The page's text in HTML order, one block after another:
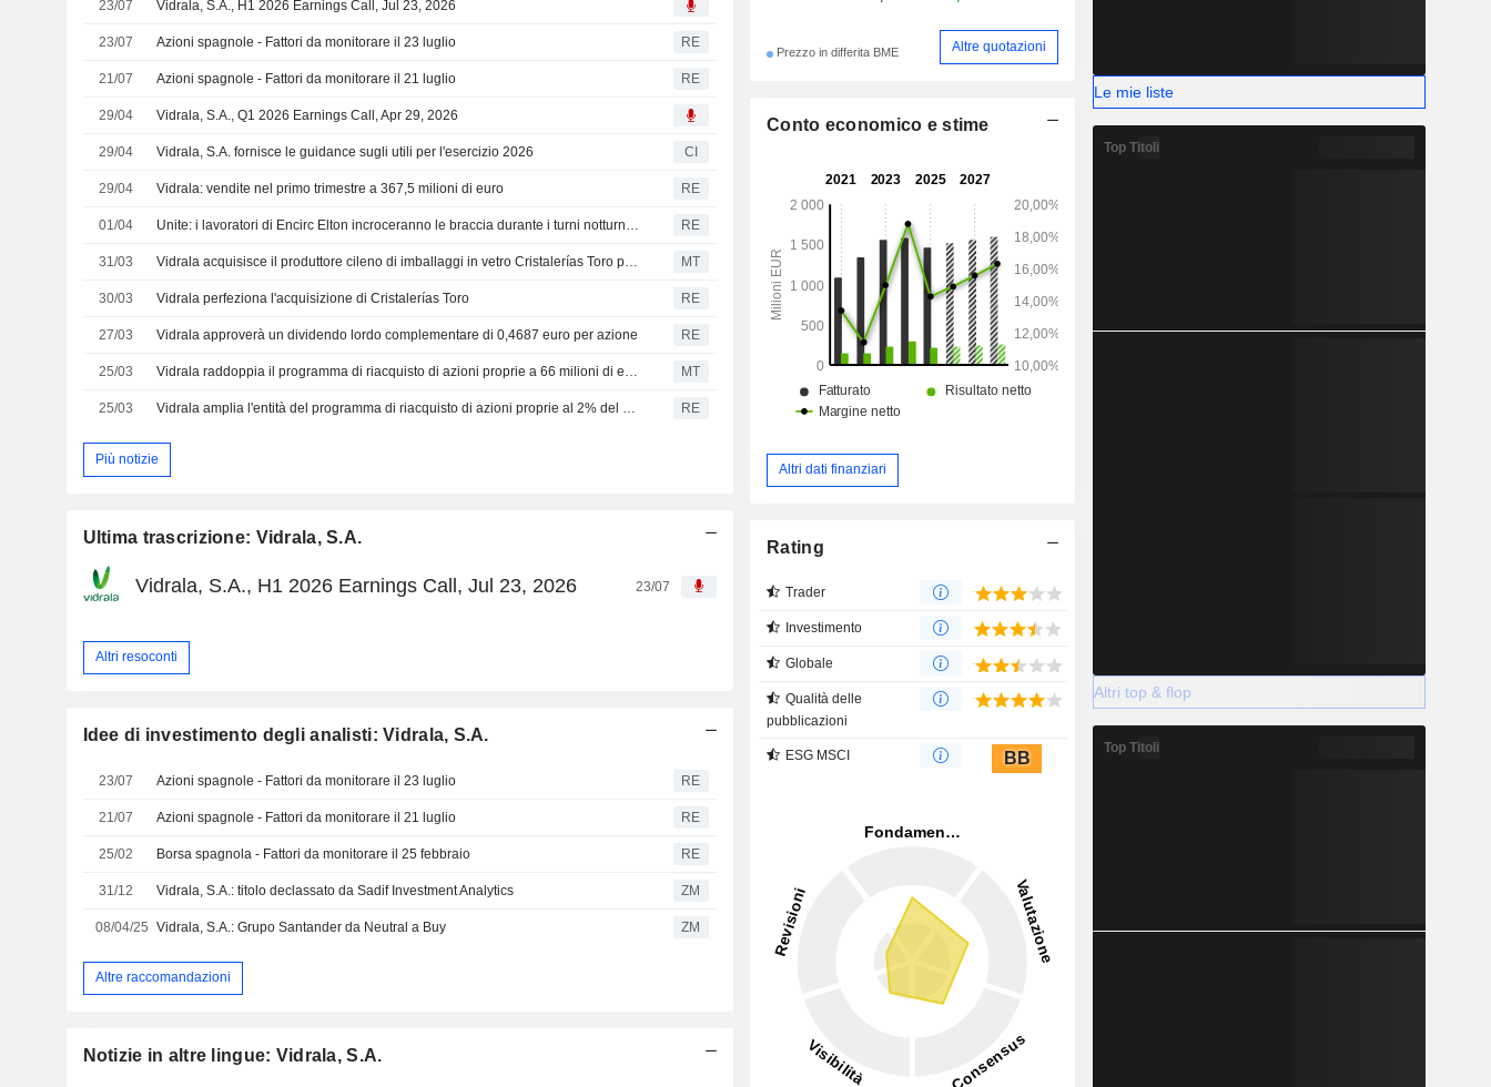
23/07 Vidrala, S.A., H1 2026 Earnings Call, Jul 23, 2026
23/07 Azioni spagnole - Fattori da monitorare il 23 luglio RE
21/07 Azioni spagnole - Fattori da monitorare il 21 luglio RE
29/04 Vidrala, S.A., Q1 2026 Earnings Call, Apr 29, 2026
29/04 Vidrala, S.A. fornisce le guidance sugli utili per l'esercizio 2026 CI
29/04 Vidrala: vendite nel primo trimestre a 367,5 milioni di euro RE
01/04 Unite: i lavoratori di Encirc Elton incroceranno le braccia durante i turni notturni dal 16 al 28 aprile e dal 9 al 15 maggio RE
31/03 Vidrala acquisisce il produttore cileno di imballaggi in vetro Cristalerías Toro per 75 milioni di euro MT
30/03 Vidrala perfeziona l'acquisizione di Cristalerías Toro RE
27/03 Vidrala approverà un dividendo lordo complementare di 0,4687 euro per azione RE
25/03 Vidrala raddoppia il programma di riacquisto di azioni proprie a 66 milioni di euro MT
25/03 Vidrala amplia l'entità del programma di riacquisto di azioni proprie al 2% del capitale sociale RE
Più notizie
Ultima trascrizione: Vidrala, S.A.
Vidrala, S.A., H1 2026 Earnings Call, Jul 23, 2026 23/07
Altri resoconti
Idee di investimento degli analisti: Vidrala, S.A.
23/07 Azioni spagnole - Fattori da monitorare il 23 luglio RE
21/07 Azioni spagnole - Fattori da monitorare il 21 luglio RE
25/02 Borsa spagnola - Fattori da monitorare il 25 febbraio RE
31/12 Vidrala, S.A.: titolo declassato da Sadif Investment Analytics ZM
08/04/25 Vidrala, S.A.: Grupo Santander da Neutral a Buy ZM
Altre raccomandazioni
Notizie in altre lingue: Vidrala, S.A.
Prezzo in differita BME Altre quotazioni
Conto economico e stime
Altri dati finanziari
Rating
Trader
Investimento
Globale
Qualità delle
pubblicazioni
ESG MSCI BB
Le mie liste
Top Titoli
Altri top & flop
Top Titoli